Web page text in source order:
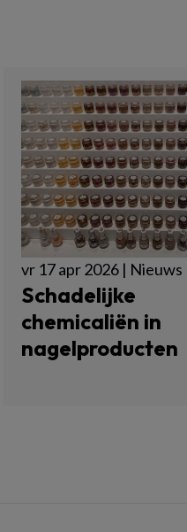
vr 17 apr 2026 | Nieuws
Schadelijke
chemicaliën in
nagelproducten